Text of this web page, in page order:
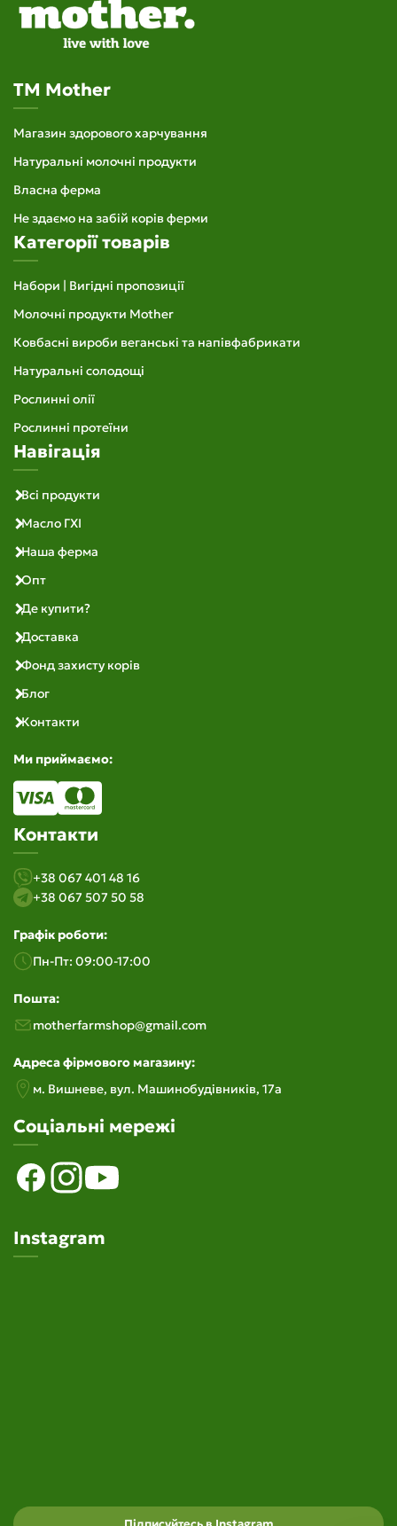
TM Mother
Магазин здорового харчування
Натуральні молочні продукти
Власна ферма
Не здаємо на забій корів ферми
Категорії товарів
Набори | Вигідні пропозиції
Молочні продукти Mother
Ковбасні вироби веганські та напівфабрикати
Натуральні солодощі
Рослинні олії
Рослинні протеїни
Навігація
Всі продукти
Масло ГХІ
Наша ферма
Опт
Де купити?
Доставка
Фонд захисту корів
Блог
Контакти
Ми приймаємо:
Контакти
+38 067 401 48 16
+38 067 507 50 58
Графік роботи:
Пн-Пт: 09:00-17:00
Пошта:
motherfarmshop@gmail.com
Адреса фірмового магазину:
м. Вишневе, вул. Машинобудiвникiв, 17а
Соціальні мережі
Instagram